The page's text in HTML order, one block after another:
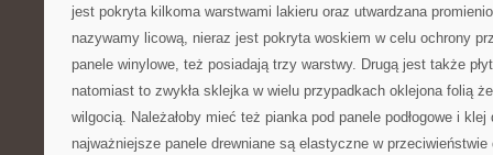
jest pokryta kilkoma warstwami lakieru oraz utwardzana
nazywamy licową, nieraz jest pokryta woskiem w celu ochrony
panele winylowe, też posiadają trzy warstwy. Drugą jest także
natomiast to zwykła sklejka w wielu przypadkach oklejona folią
wilgocią. Należałoby mieć też pianka pod panele podłogowe i klej
najważniejsze panele drewniane są elastyczne w przeciwieństwie